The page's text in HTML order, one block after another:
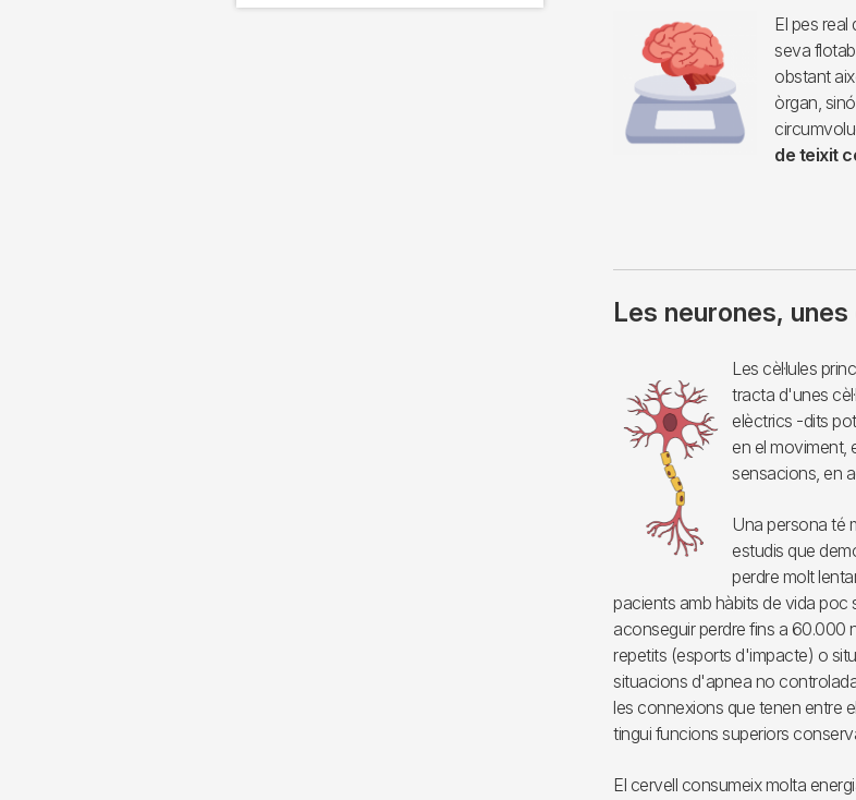
El pes real
seva
obstant
òrgan,
de teixit
Les neurones, unes
Les cèl·lules
tracta d'unes
elèctrics -dits
en el moviment,
sensacions, en
Una persona té
estudis que
perdre molt
pacients amb hàbits de vida
aconseguir perdre fins a 60.000
repetits (esports d'impacte) o
situacions d'apnea no
les connexions que tenen entre
tingui funcions superiors
El cervell consumeix molta